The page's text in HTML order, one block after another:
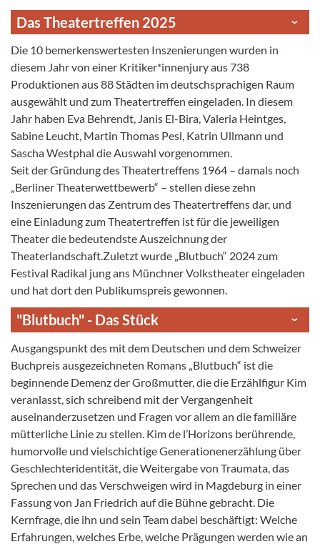
Das Theatertreffen 2025
Die 10 bemerkenswertesten Inszenierungen wurden in
diesem Jahr von einer Kritiker*innenjury aus 738
Produktionen aus 88 Städten im deutschsprachigen Raum
ausgewählt und zum Theatertreffen eingeladen. In diesem
Jahr haben Eva Behrendt, Janis El-Bira, Valeria Heintges,
Sabine Leucht, Martin Thomas Pesl, Katrin Ullmann und
Sascha Westphal die Auswahl vorgenommen.
Seit der Gründung des Theatertreffens 1964 – damals noch
„Berliner Theaterwettbewerb“ – stellen diese zehn
Inszenierungen das Zentrum des Theatertreffens dar, und
eine Einladung zum Theatertreffen ist für die jeweiligen
Theater die bedeutendste Auszeichnung der
Theaterlandschaft.Zuletzt wurde „Blutbuch“ 2024 zum
Festival Radikal jung ans Münchner Volkstheater eingeladen
und hat dort den Publikumspreis gewonnen.
"Blutbuch" - Das Stück
Ausgangspunkt des mit dem Deutschen und dem Schweizer
Buchpreis ausgezeichneten Romans „Blutbuch“ ist die
beginnende Demenz der Großmutter, die die Erzählfigur Kim
veranlasst, sich schreibend mit der Vergangenheit
auseinanderzusetzen und Fragen vor allem an die familiäre
mütterliche Linie zu stellen. Kim de l’Horizons berührende,
humorvolle und vielschichtige Generationenerzählung über
Geschlechteridentität, die Weitergabe von Traumata, das
Sprechen und das Verschweigen wird in Magdeburg in einer
Fassung von Jan Friedrich auf die Bühne gebracht. Die
Kernfrage, die ihn und sein Team dabei beschäftigt: Welche
Erfahrungen, welches Erbe, welche Prägungen werden wie an